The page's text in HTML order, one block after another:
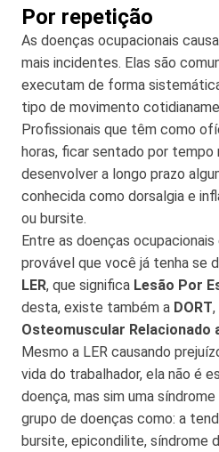
Por repetição
As doenças ocupacionais
mais incidentes. Elas são
executam de forma
tipo de movimento
Profissionais que têm como
horas, ficar sentado por
desenvolver a longo prazo
conhecida como dorsalgia e
ou bursite.
Entre as doenças
provável que você já tenha se
LER, que significa Lesão Por
desta, existe também a DORT
Osteomuscular Relacionado
Mesmo a LER causando
vida do trabalhador, ela não é
doença, mas sim uma
grupo de doenças como: a
bursite, epicondilite, síndrome